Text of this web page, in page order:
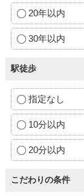
20年以内
30年以内
駅徒歩
指定なし
10分以内
20分以内
こだわりの条件